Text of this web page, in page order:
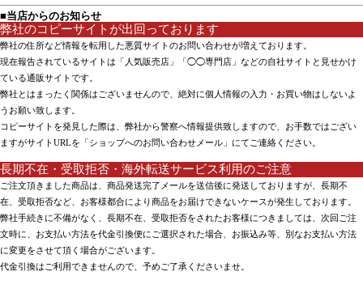
■当店からのお知らせ
弊社のコピーサイトが出回っております
弊社の住所など情報を転用した悪質サイトのお問い合わせが増えております。
現在報告されているサイトは「人気販売店」「◯◯専門店」などの自社サイトと見せかけ
ている通販サイトです。
弊社とはまったく関係はございませんので、絶対に個人情報の入力・お買い物はしないよ
うお願い致します。
コピーサイトを発見した際は、弊社から警察へ情報提供致しますので、お手数ではござい
ますがサイトURLを「ショップへのお問い合わせメール」にてご連絡ください。
長期不在・受取拒否・海外転送サービス利用のご注意
ご注文頂きました商品は、商品発送完了メールを送信後に発送しておりますが、長期不
在、受取拒否など、お客様都合により商品をお届けできないケースが発生しております。
弊社手続きに不備がなく、長期不在、受取拒否をされたお客様につきましては、次回ご注
文時に、お支払い方法を代金引換便にご選択された場合、お振込み等、別なお支払い方法
に変更をさせて頂く場合がございます。
代金引換はご利用できませんので、予めご了承くださいませ。